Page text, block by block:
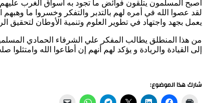
أصبح المسلمون يتلقون فوائض ما تجود به أسواق الغرب
لقد عصوا الله في أمره لهم بالتدبر والتفكر وخسروا ما
يعمل بجهد واجتهاد في تطوير العلوم وتنمية الأوطان لتحقيق
من هذا المنطلق يطالب المفكر علي الشرفاء الحمادي
إلى القيادة والريادة و يؤكد لهم أنهم إن أطاعوا الله
شارك هذا الموضوع: